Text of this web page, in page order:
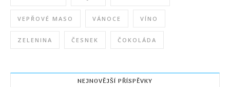
VEPŘOVÉ MASO VÁNOCE VÍNO
ZELENINA ČESNEK ČOKOLÁDA
NEJNOVĚJŠÍ PŘÍSPĚVKY